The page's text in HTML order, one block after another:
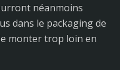
néanmoins
dans le packaging de
monter trop loin en